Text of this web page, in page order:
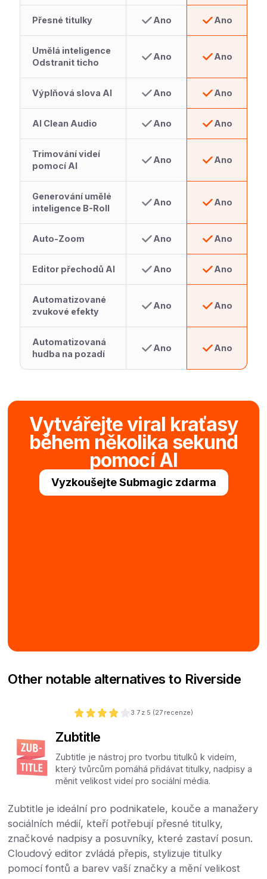
Přesné titulky Ano Ano
Umělá inteligence
Odstranit ticho
Ano Ano
Výplňová slova AI Ano Ano
AI Clean Audio Ano Ano
Trimování videí
pomocí AI
Ano Ano
Generování umělé
inteligence B-Roll
Ano Ano
Auto-Zoom Ano Ano
Editor přechodů AI Ano Ano
Automatizované
zvukové efekty
Ano Ano
Automatizovaná
hudba na pozadí
Ano Ano
Vytvářejte viral kraťasy
během několika sekund
pomocí AI
Vyzkoušejte Submagic zdarma
Other notable alternatives to Riverside
3.7 z 5 (27 recenze)
Zubtitle
Zubtitle je nástroj pro tvorbu titulků k videím,
který tvůrcům pomáhá přidávat titulky, nadpisy a
měnit velikost videí pro sociální média.
Zubtitle je ideální pro podnikatele, kouče a manažery
sociálních médií, kteří potřebují přesné titulky,
značkové nadpisy a posuvníky, které zastaví posun.
Cloudový editor zvládá přepis, stylizuje titulky
pomocí fontů a barev vaší značky a mění velikost